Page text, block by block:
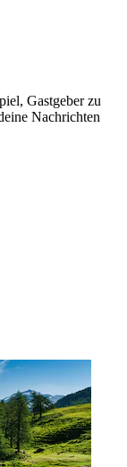
Gastgeber zu
Nachrichten